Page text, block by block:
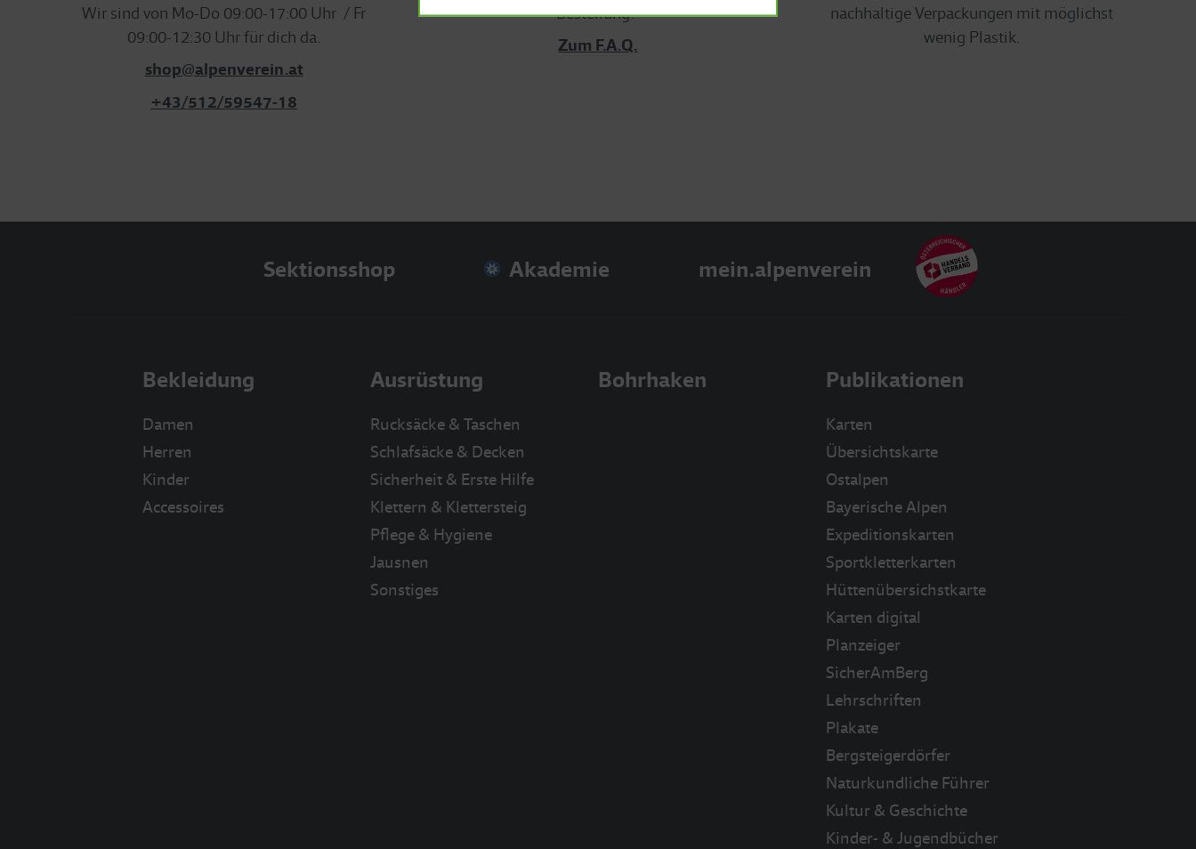
Wir sind von Mo-Do 09:00-17:00 Uhr / Fr
09:00-12:30 Uhr für dich da.
shop@alpenverein.at
+43/512/59547-18
Bestellung?
Zum F.A.Q.
nachhaltige Verpackungen mit möglichst
wenig Plastik.
Sektionsshop Akademie mein.alpenverein
Bekleidung
Damen
Herren
Kinder
Accessoires
Ausrüstung
Rucksäcke & Taschen
Schlafsäcke & Decken
Sicherheit & Erste Hilfe
Klettern & Klettersteig
Pflege & Hygiene
Jausnen
Sonstiges
Bohrhaken Publikationen
Karten
Übersichtskarte
Ostalpen
Bayerische Alpen
Expeditionskarten
Sportkletterkarten
Hüttenübersichstkarte
Karten digital
Planzeiger
SicherAmBerg
Lehrschriften
Plakate
Bergsteigerdörfer
Naturkundliche Führer
Kultur & Geschichte
Kinder- & Jugendbücher